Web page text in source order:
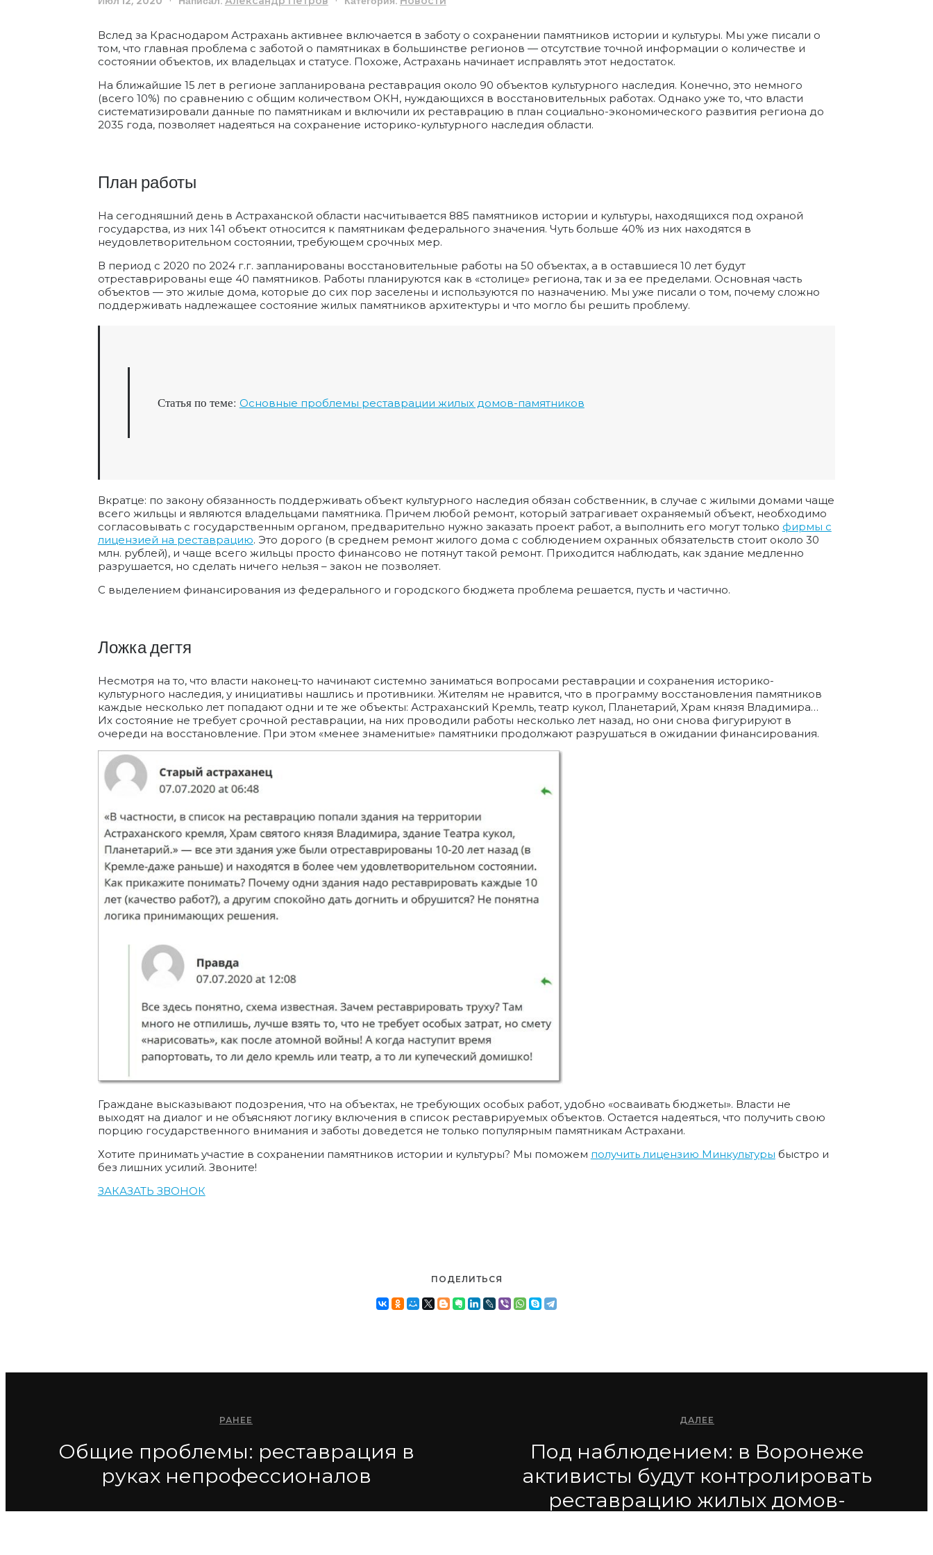
Вслед за Краснодаром Астрахань активнее включается в заботу о сохранении памятников истории и культуры. Мы уже писали о
том, что главная проблема с заботой о памятниках в большинстве регионов — отсутствие точной информации о количестве и
состоянии объектов, их владельцах и статусе. Похоже, Астрахань начинает исправлять этот недостаток.
На ближайшие 15 лет в регионе запланирована реставрация около 90 объектов культурного наследия. Конечно, это немного
(всего 10%) по сравнению с общим количеством ОКН, нуждающихся в восстановительных работах. Однако уже то, что власти
систематизировали данные по памятникам и включили их реставрацию в план социально-экономического развития региона до
2035 года, позволяет надеяться на сохранение историко-культурного наследия области.
План работы
На сегодняшний день в Астраханской области насчитывается 885 памятников истории и культуры, находящихся под охраной
государства, из них 141 объект относится к памятникам федерального значения. Чуть больше 40% из них находятся в
неудовлетворительном состоянии, требующем срочных мер.
В период с 2020 по 2024 г.г. запланированы восстановительные работы на 50 объектах, а в оставшиеся 10 лет будут
отреставрированы еще 40 памятников. Работы планируются как в «столице» региона, так и за ее пределами. Основная часть
объектов — это жилые дома, которые до сих пор заселены и используются по назначению. Мы уже писали о том, почему сложно
поддерживать надлежащее состояние жилых памятников архитектуры и что могло бы решить проблему.
Статья по теме: Основные проблемы реставрации жилых домов-памятников
Вкратце: по закону обязанность поддерживать объект культурного наследия обязан собственник, в случае с жилыми домами чаще
всего жильцы и являются владельцами памятника. Причем любой ремонт, который затрагивает охраняемый объект, необходимо
согласовывать с государственным органом, предварительно нужно заказать проект работ, а выполнить его могут только фирмы с
лицензией на реставрацию. Это дорого (в среднем ремонт жилого дома с соблюдением охранных обязательств стоит около 30
млн. рублей), и чаще всего жильцы просто финансово не потянут такой ремонт. Приходится наблюдать, как здание медленно
разрушается, но сделать ничего нельзя – закон не позволяет.
С выделением финансирования из федерального и городского бюджета проблема решается, пусть и частично.
Ложка дегтя
Несмотря на то, что власти наконец-то начинают системно заниматься вопросами реставрации и сохранения историко-
культурного наследия, у инициативы нашлись и противники. Жителям не нравится, что в программу восстановления памятников
каждые несколько лет попадают одни и те же объекты: Астраханский Кремль, театр кукол, Планетарий, Храм князя Владимира…
Их состояние не требует срочной реставрации, на них проводили работы несколько лет назад, но они снова фигурируют в
очереди на восстановление. При этом «менее знаменитые» памятники продолжают разрушаться в ожидании финансирования.
Граждане высказывают подозрения, что на объектах, не требующих особых работ, удобно «осваивать бюджеты». Власти не
выходят на диалог и не объясняют логику включения в список реставрируемых объектов. Остается надеяться, что получить свою
порцию государственного внимания и заботы доведется не только популярным памятникам Астрахани.
Хотите принимать участие в сохранении памятников истории и культуры? Мы поможем получить лицензию Минкультуры быстро и
без лишних усилий. Звоните!
ЗАКАЗАТЬ ЗВОНОК
ПОДЕЛИТЬСЯ
РАНЕЕ
Общие проблемы: реставрация в
руках непрофессионалов
ДАЛЕЕ
Под наблюдением: в Воронеже
активисты будут контролировать
реставрацию жилых домов-